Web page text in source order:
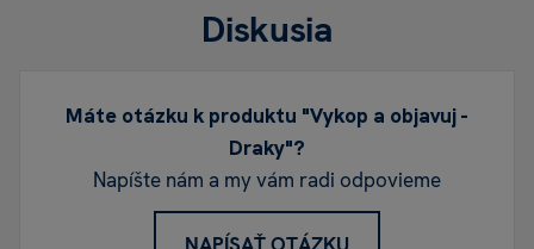
Diskusia
Máte otázku k produktu "Vykop a objavuj -
Draky"?
Napíšte nám a my vám radi odpovieme